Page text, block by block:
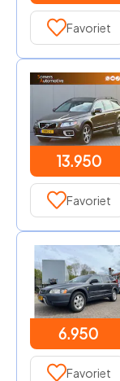
Favoriet
13.950
Favoriet
6.950
Favoriet